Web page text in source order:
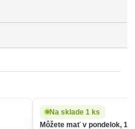
Na sklade 1 ks
Môžete mať v pondelok,